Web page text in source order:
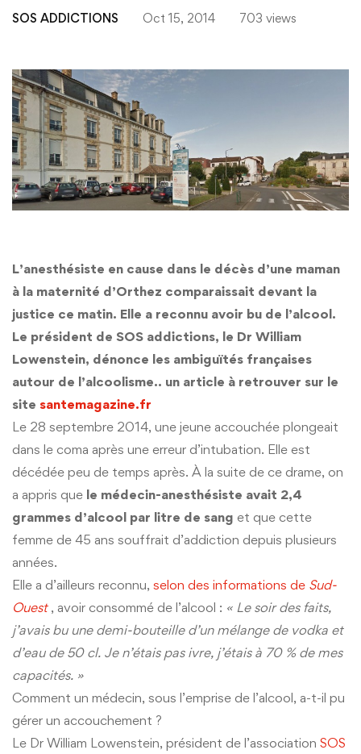
SOS ADDICTIONS Oct 15, 2014 703 views
L’anesthésiste en cause dans le décès d’une maman
à la maternité d’Orthez comparaissait devant la
justice ce matin. Elle a reconnu avoir bu de l’alcool.
Le président de SOS addictions, le Dr William
Lowenstein, dénonce les ambiguïtés françaises
autour de l’alcoolisme.. un article à retrouver sur le
site santemagazine.fr
Le 28 septembre 2014, une jeune accouchée plongeait
dans le coma après une erreur d’intubation. Elle est
décédée peu de temps après. À la suite de ce drame, on
a appris que le médecin-anesthésiste avait 2,4
grammes d’alcool par litre de sang et que cette
femme de 45 ans souffrait d’addiction depuis plusieurs
années.
Elle a d’ailleurs reconnu, selon des informations de Sud-
Ouest, avoir consommé de l’alcool : « Le soir des faits,
j’avais bu une demi-bouteille d’un mélange de vodka et
d’eau de 50 cl. Je n’étais pas ivre, j’étais à 70 % de mes
capacités. »
Comment un médecin, sous l’emprise de l’alcool, a-t-il pu
gérer un accouchement ?
Le Dr William Lowenstein, président de l’association SOS